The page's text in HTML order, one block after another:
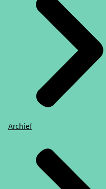
Archief